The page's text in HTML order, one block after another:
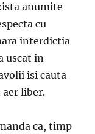
anumite
cu
interdictia
uscat in
isi cauta
aer liber.
ca, timp